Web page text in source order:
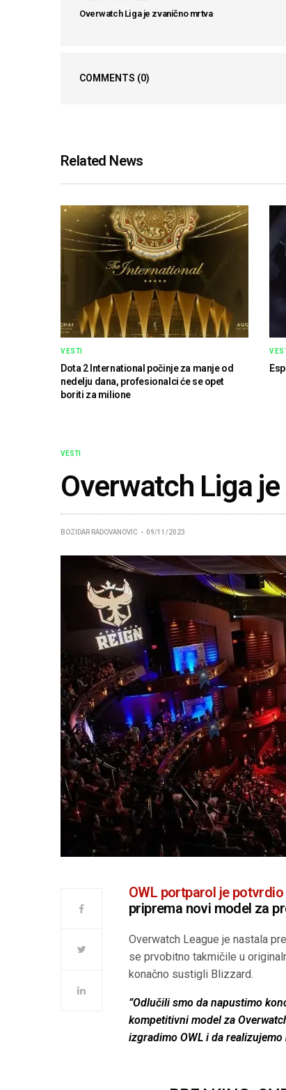
Overwatch Liga je zvanično mrtva
COMMENTS (0)
Related News
VESTI
Dota 2 International počinje za manje od
nedelju dana, profesionalci će se opet
boriti za milione
VESTI
Overwatch Liga
BOZIDAR RADOVANOVIC 09/11/2023
OWL portparol je potvrdio
priprema novi model za
Overwatch League je nastala
se prvobitno takmičile u
konačno sustigli Blizzard.
”Odlučili smo da napustimo
kompetitivni model za
izgradimo OWL i da